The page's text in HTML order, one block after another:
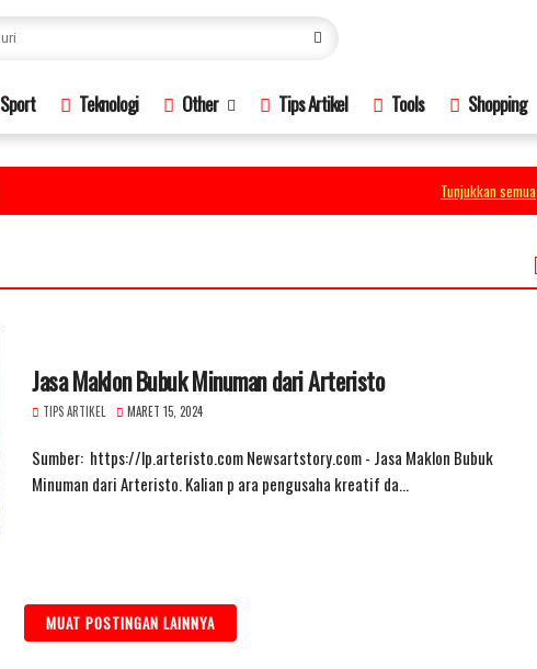
Sport Teknologi Other Tips Artikel Tools Shopping
Tunjukkan semua
Jasa Maklon Bubuk Minuman dari Arteristo
TIPS ARTIKEL MARET 15, 2024
Sumber: https://lp.arteristo.com Newsartstory.com - Jasa Maklon Bubuk
Minuman dari Arteristo. Kalian p ara pengusaha kreatif da…
MUAT POSTINGAN LAINNYA